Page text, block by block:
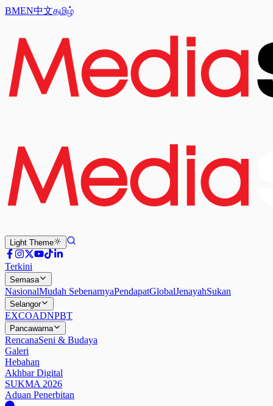
BMEN中文தமிழ்
Light Theme
Terkini
Semasa
NasionalMudah SebenarnyaPendapatGlobalJenayahSukan
Selangor
EXCOADNPBT
Pancawarna
RencanaSeni & Budaya
Galeri
Hebahan
Akhbar Digital
SUKMA 2026
Aduan Penerbitan